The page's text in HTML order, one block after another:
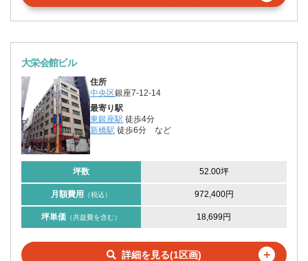
大栄会館ビル
住所
中央区銀座7-12-14
最寄り駅
東銀座駅 徒歩4分
新橋駅 徒歩6分 など
坪数 52.00坪
月額費用 （税込） 972,400円
坪単価 （共益費を含む） 18,699円
詳細を見る(1区画) ＋